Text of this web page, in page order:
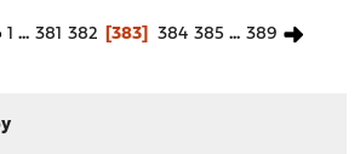
1 ... 381 382 383 384 385 ... 389